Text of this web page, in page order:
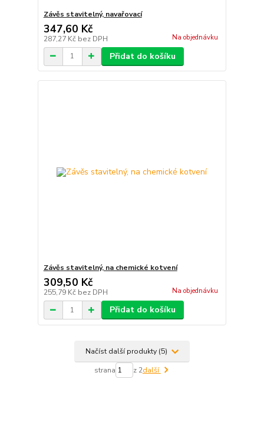
Závěs stavitelný, navařovací
347,60 Kč
287,27 Kč bez DPH Na objednávku
Přidat do košíku
Závěs stavitelný, na chemické kotvení
309,50 Kč
255,79 Kč bez DPH Na objednávku
Přidat do košíku
Načíst další produkty (5)
strana z 2další